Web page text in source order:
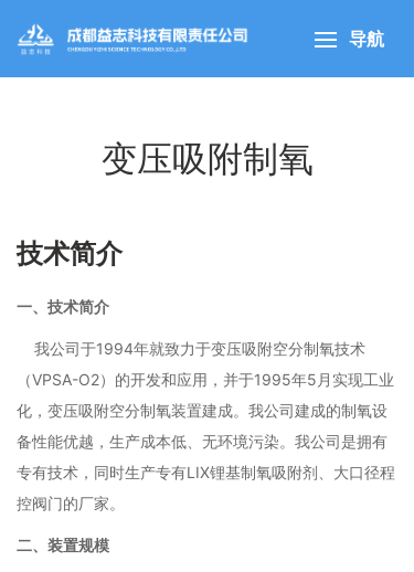
导航
变压吸附制氧
技术简介
一、技术简介
我公司于1994年就致力于变压吸附空分制氧技术
（VPSA-O2）的开发和应用，并于1995年5月实现工业
化，变压吸附空分制氧装置建成。我公司建成的制氧设
备性能优越，生产成本低、无环境污染。我公司是拥有
专有技术，同时生产专有LIX锂基制氧吸附剂、大口径程
控阀门的厂家。
二、装置规模